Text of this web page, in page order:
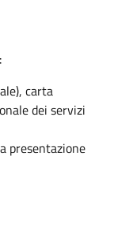
carta
dei servizi
presentazione